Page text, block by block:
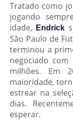
Tratado como
jogando
idade,
Endrick
São Paulo de
terminou a
negociado
milhões. Em
maioridade,
estrear na
dias.
esperar.